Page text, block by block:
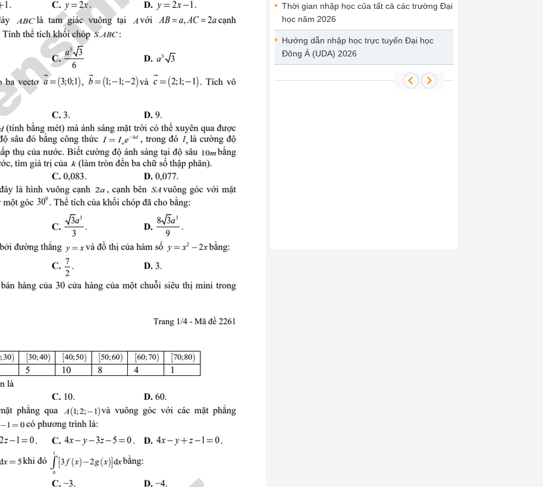
Thời gian nhập học của tất cả các trường Đại
học năm 2026
Hướng dẫn nhập học trực tuyến Đại học
Đông Á (UDA) 2026